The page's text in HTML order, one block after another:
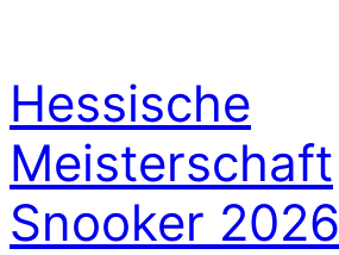
Hessische
Meisterschaft
Snooker 2026